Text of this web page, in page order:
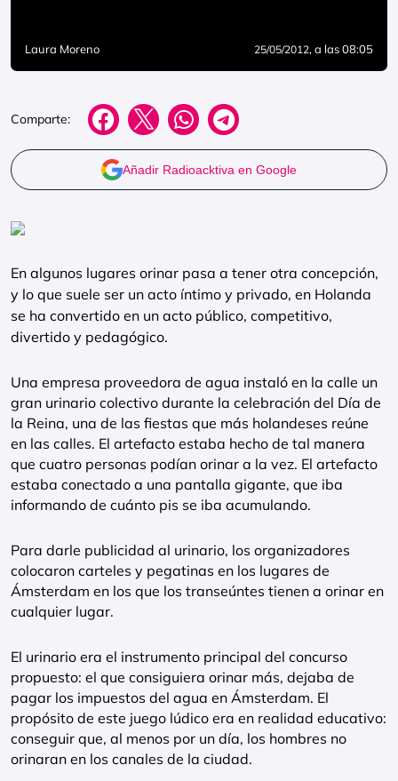
Laura Moreno 25/05/2012, a las 08:05
Comparte:
Añadir Radioacktiva en Google
En algunos lugares orinar pasa a tener otra concepción,
y lo que suele ser un acto íntimo y privado, en Holanda
se ha convertido en un acto público, competitivo,
divertido y pedagógico.
Una empresa proveedora de agua instaló en la calle un
gran urinario colectivo durante la celebración del Día de
la Reina, una de las fiestas que más holandeses reúne
en las calles. El artefacto estaba hecho de tal manera
que cuatro personas podían orinar a la vez. El artefacto
estaba conectado a una pantalla gigante, que iba
informando de cuánto pis se iba acumulando.
Para darle publicidad al urinario, los organizadores
colocaron carteles y pegatinas en los lugares de
Ámsterdam en los que los transeúntes tienen a orinar en
cualquier lugar.
El urinario era el instrumento principal del concurso
propuesto: el que consiguiera orinar más, dejaba de
pagar los impuestos del agua en Ámsterdam. El
propósito de este juego lúdico era en realidad educativo:
conseguir que, al menos por un día, los hombres no
orinaran en los canales de la ciudad.